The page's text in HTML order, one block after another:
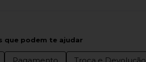
que podem te ajudar
Pagamento Troca e Devolução